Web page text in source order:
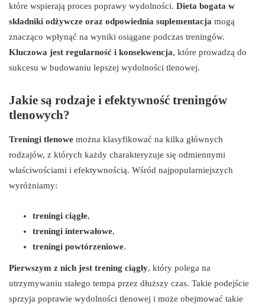
które wspierają proces poprawy wydolności. Dieta bogata w
składniki odżywcze oraz odpowiednia suplementacja mogą
znacząco wpłynąć na wyniki osiągane podczas treningów.
Kluczowa jest regularność i konsekwencja, które prowadzą do
sukcesu w budowaniu lepszej wydolności tlenowej.
Jakie są rodzaje i efektywność treningów
tlenowych?
Treningi tlenowe można klasyfikować na kilka głównych
rodzajów, z których każdy charakteryzuje się odmiennymi
właściwościami i efektywnością. Wśród najpopularniejszych
wyróżniamy:
treningi ciągłe,
treningi interwałowe,
treningi powtórzeniowe.
Pierwszym z nich jest trening ciągły, który polega na
utrzymywaniu stałego tempa przez dłuższy czas. Takie podejście
sprzyja poprawie wydolności tlenowej i może obejmować takie